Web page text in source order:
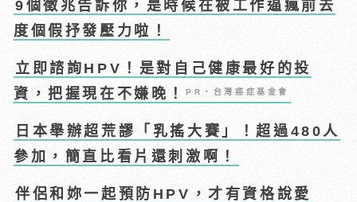
9個徵兆告訴你，是時候在被工作逼瘋前去
度個假抒發壓力啦！
立即諮詢HPV！是對自己健康最好的投
資，把握現在不嫌晚！PR・台灣癌症基金會
日本舉辦超荒謬「乳搖大賽」！超過480人
參加，簡直比看片還刺激啊！
伴侶和妳一起預防HPV，才有資格說愛